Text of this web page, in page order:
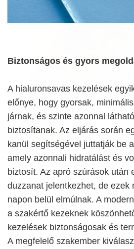
Biztonságos és gyors
A hialuronsavas kezelések
előnye, hogy gyorsak,
járnak, és szinte azonnal
biztosítanak. Az eljárás során
kanül segítségével juttatják be
amely azonnali hidratálást és
biztosít. Az apró szúrások után
duzzanat jelentkezhet, de ezek
napon belül elmúlnak. A
a szakértő kezeknek
kezelések biztonságosak és
A megfelelő szakember